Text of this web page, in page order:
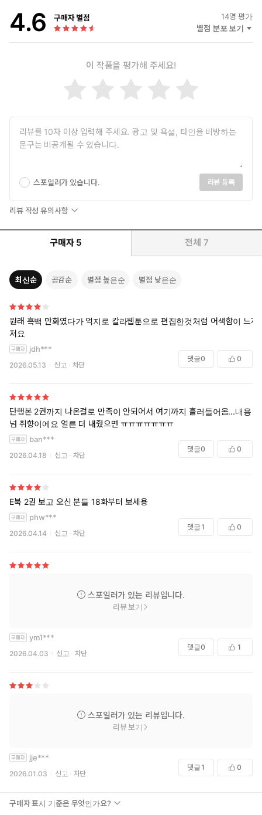
4.6 구매자 별점 14명 평가
별점 분포 보기
이 작품을 평가해 주세요!
스포일러가 있습니다. 리뷰 등록
리뷰 작성 유의사항
구매자 5 전체 7
최신순 공감순 별점 높은순 별점 낮은순
원래 흑백 만화였다가 억지로 칼라웹툰으로 편집한것처럼 어색함이 느껴
져요
jdh***
2026.05.13 신고 차단
댓글0 0
단행본 2권까지 나온걸로 만족이 안되어서 여기까지 흘러들어옴...내용
넘 취향이에요 얼른 더 내줬으면 ㅠㅠㅠㅠㅠㅠㅠ
ban***
2026.04.18 신고 차단
댓글0 0
E북 2권 보고 오신 분들 18화부터 보세용
phw***
2026.04.14 신고 차단
댓글 1 0
스포일러가 있는 리뷰입니다.
리뷰 보기
ym1***
2026.04.03 신고 차단
댓글0 1
스포일러가 있는 리뷰입니다.
리뷰 보기
jje***
2026.01.03 신고 차단
댓글 1 0
구매자 표시 기준은 무엇인가요?